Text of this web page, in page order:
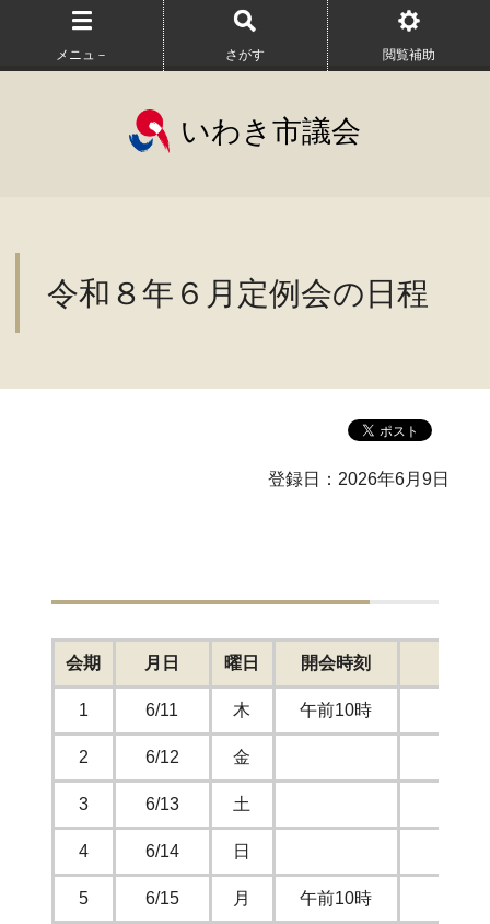
メニュ－ さがす 閲覧補助
いわき市議会
令和８年６月定例会の日程
登録日：2026年6月9日
会期 月日 曜日 開会時刻
1 6/11 木 午前10時
2 6/12 金
3 6/13 土
4 6/14 日
5 6/15 月 午前10時